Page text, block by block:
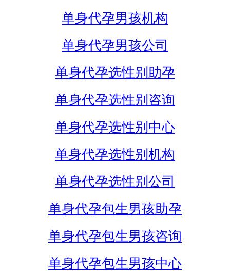
单身代孕男孩机构
单身代孕男孩公司
单身代孕选性别助孕
单身代孕选性别咨询
单身代孕选性别中心
单身代孕选性别机构
单身代孕选性别公司
单身代孕包生男孩助孕
单身代孕包生男孩咨询
单身代孕包生男孩中心